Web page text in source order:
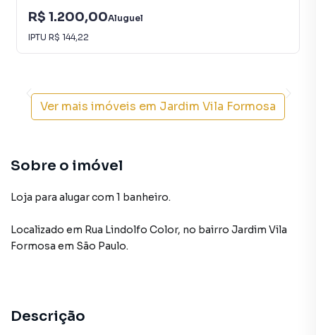
R$ 1.200,00Aluguel
IPTU R$ 144,22
Ver mais imóveis em Jardim Vila Formosa
Sobre o imóvel
Loja para alugar com 1 banheiro.
Localizado em Rua Lindolfo Color, no bairro Jardim Vila
Formosa em São Paulo.
Descrição